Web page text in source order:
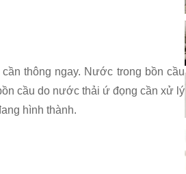
thông ngay. Nước trong bồn cầu
cầu do nước thải ứ đọng cần xử lý
hình thành.